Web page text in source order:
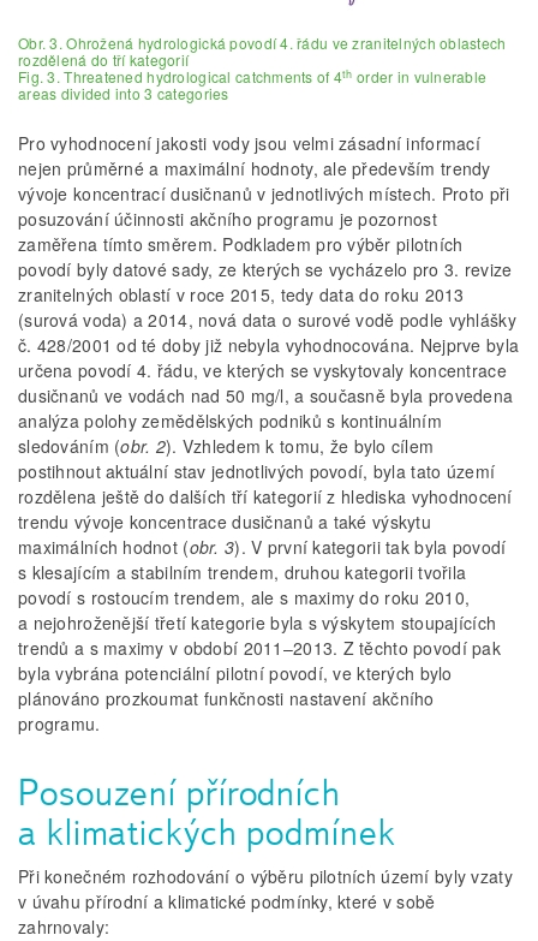
Obr. 3. Ohrožená hydrologická povodí 4. řádu ve zranitelných oblastech
rozdělená do tří kategorií
Fig. 3. Threatened hydrological catchments of 4th order in vulnerable
areas divided into 3 categories
Pro vyhodnocení jakosti vody jsou velmi zásadní informací
nejen průměrné a maximální hodnoty, ale především trendy
vývoje koncentrací dusičnanů v jednotlivých místech. Proto při
posuzování účinnosti akčního programu je pozornost
zaměřena tímto směrem. Podkladem pro výběr pilotních
povodí byly datové sady, ze kterých se vycházelo pro 3. revize
zranitelných oblastí v roce 2015, tedy data do roku 2013
(surová voda) a 2014, nová data o surové vodě podle vyhlášky
č. 428/2001 od té doby již nebyla vyhodnocována. Nejprve byla
určena povodí 4. řádu, ve kterých se vyskytovaly koncentrace
dusičnanů ve vodách nad 50 mg/l, a současně byla provedena
analýza polohy zemědělských podniků s kontinuálním
sledováním (obr. 2). Vzhledem k tomu, že bylo cílem
postihnout aktuální stav jednotlivých povodí, byla tato území
rozdělena ještě do dalších tří kategorií z hlediska vyhodnocení
trendu vývoje koncentrace dusičnanů a také výskytu
maximálních hodnot (obr. 3). V první kategorii tak byla povodí
s klesajícím a stabilním trendem, druhou kategorii tvořila
povodí s rostoucím trendem, ale s maximy do roku 2010,
a nejohroženější třetí kategorie byla s výskytem stoupajících
trendů a s maximy v období 2011–2013. Z těchto povodí pak
byla vybrána potenciální pilotní povodí, ve kterých bylo
plánováno prozkoumat funkčnosti nastavení akčního
programu.
Posouzení přírodních
a klimatických podmínek
Při konečném rozhodování o výběru pilotních území byly vzaty
v úvahu přírodní a klimatické podmínky, které v sobě
zahrnovaly: